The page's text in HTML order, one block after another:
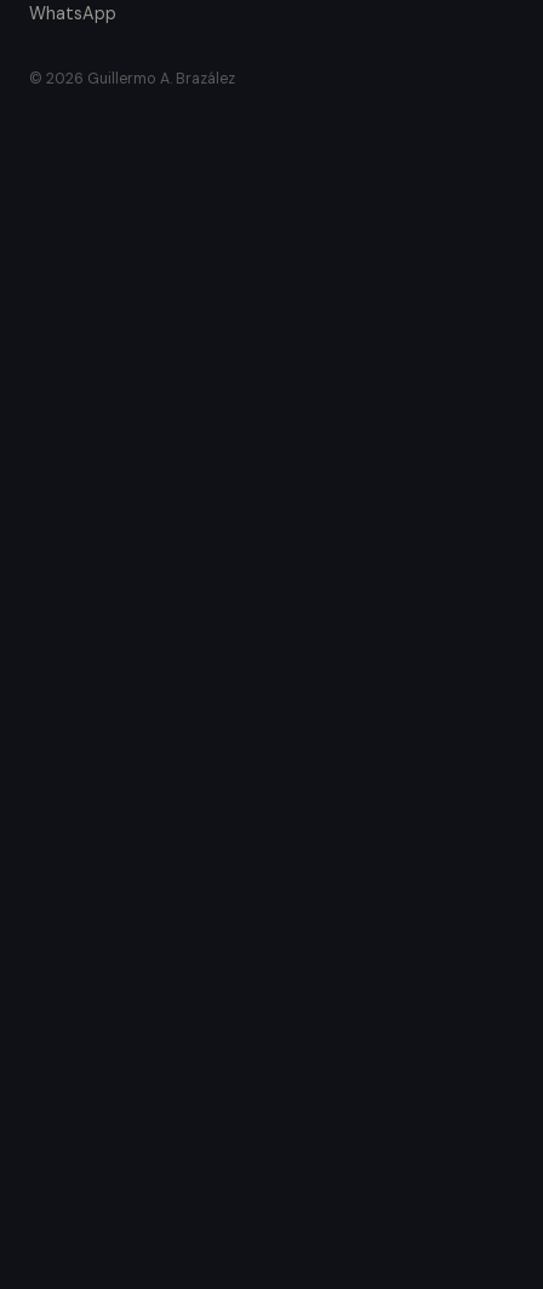
WhatsApp
© 2026 Guillermo A. Brazález